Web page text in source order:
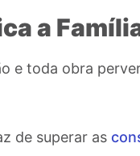
a
e toda obra
de superar as